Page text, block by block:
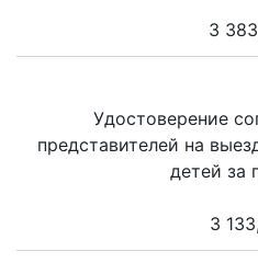
3
Удостоверение
представителей на
детей за
3